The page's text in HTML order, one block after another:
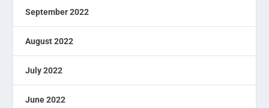
September 2022
August 2022
July 2022
June 2022